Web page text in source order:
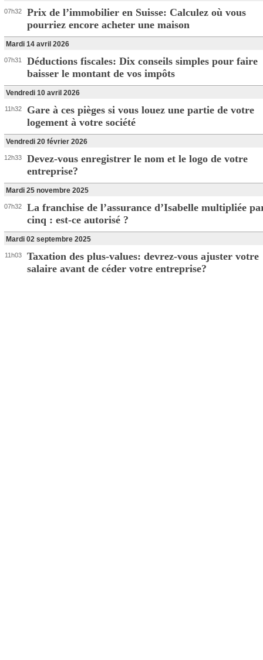
07h32
Prix de l’immobilier en Suisse: Calculez où vous
pourriez encore acheter une maison
Mardi 14 avril 2026
07h31
Déductions fiscales: Dix conseils simples pour faire
baisser le montant de vos impôts
Vendredi 10 avril 2026
11h32
Gare à ces pièges si vous louez une partie de votre
logement à votre société
Vendredi 20 février 2026
12h33
Devez-vous enregistrer le nom et le logo de votre
entreprise?
Mardi 25 novembre 2025
07h32
La franchise de l’assurance d’Isabelle multipliée
cinq : est-ce autorisé ?
Mardi 02 septembre 2025
11h03
Taxation des plus-values: devrez-vous ajuster votre
salaire avant de céder votre entreprise?